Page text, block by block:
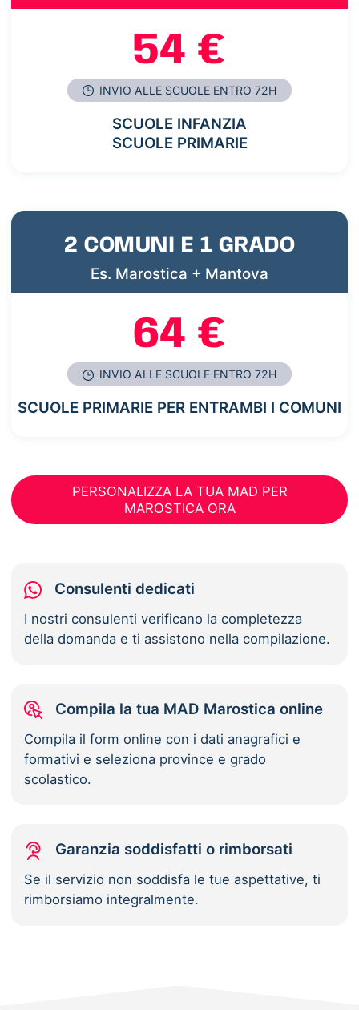
54 €
INVIO ALLE SCUOLE ENTRO 72H
SCUOLE INFANZIA
SCUOLE PRIMARIE
2 COMUNI E 1 GRADO
Es. Marostica + Mantova
64 €
INVIO ALLE SCUOLE ENTRO 72H
SCUOLE PRIMARIE PER ENTRAMBI I COMUNI
PERSONALIZZA LA TUA MAD PER
MAROSTICA ORA
Consulenti dedicati
I nostri consulenti verificano la completezza
della domanda e ti assistono nella compilazione.
Compila la tua MAD Marostica online
Compila il form online con i dati anagrafici e
formativi e seleziona province e grado
scolastico.
Garanzia soddisfatti o rimborsati
Se il servizio non soddisfa le tue aspettative, ti
rimborsiamo integralmente.